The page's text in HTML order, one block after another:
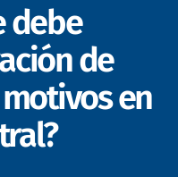
debe
de
en